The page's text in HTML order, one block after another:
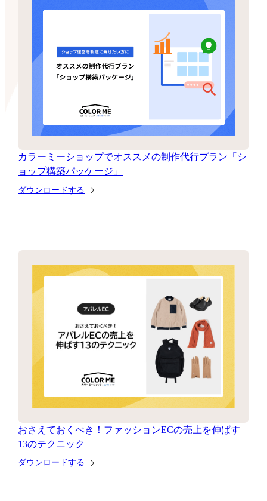
カラーミーショップでオススメの制作代行プラン「シ
ョップ構築パッケージ」
ダウンロードする
おさえておくべき！ファッションECの売上を伸ばす
13のテクニック
ダウンロードする